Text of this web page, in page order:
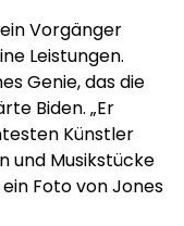
Vorgänger
Leistungen.
Genie, das die
Biden. „Er
Künstler
und Musikstücke
Foto von Jones